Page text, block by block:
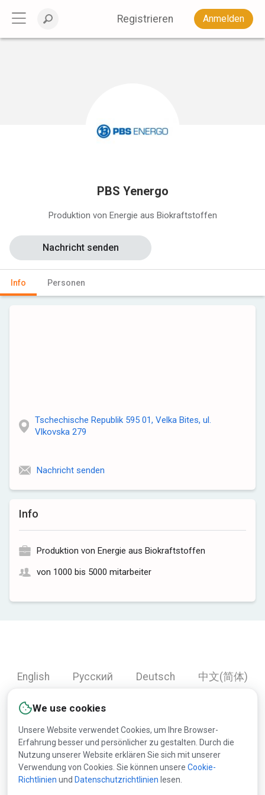
Registrieren Anmelden
PBS Yenergo
Produktion von Energie aus Biokraftstoffen
Info Personen
Nachricht senden
Info
Produktion von Energie aus Biokraftstoffen
von 1000 bis 5000 mitarbeiter
Tschechische Republik 595 01, Velka Bites, ul.
Vlkovska 279
Nachricht senden
We use cookies
Unsere Website verwendet Cookies, um Ihre Browser-
Erfahrung besser und persönlicher zu gestalten. Durch die
Nutzung unserer Website erklären Sie sich mit unserer
Verwendung von Cookies. Sie können unsere Cookie-
Richtlinien und Datenschutzrichtlinien lesen.
English Русский Deutsch
中文(简体)
العربية
Türkçe
Copyright © 2000-2026 Lesprom Network. Alle Rechte
vorbehalten.